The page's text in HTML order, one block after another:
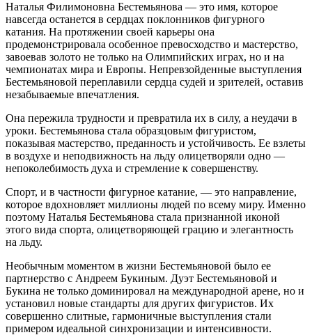
Наталья Филимоновна Бестемьянова — это имя, которое
навсегда останется в сердцах поклонников фигурного
катания. На протяжении своей карьеры она
продемонстрировала особенное превосходство и мастерство,
завоевав золото не только на Олимпийских играх, но и на
чемпионатах мира и Европы. Непревзойденные выступления
Бестемьяновой переплавили сердца судей и зрителей, оставив
незабываемые впечатления.
Она пережила трудности и превратила их в силу, а неудачи в
уроки. Бестемьянова стала образцовым фигуристом,
показывая мастерство, преданность и устойчивость. Ее взлеты
в воздухе и неподвижность на льду олицетворяли одно —
непоколебимость духа и стремление к совершенству.
Спорт, и в частности фигурное катание, — это направление,
которое вдохновляет миллионы людей по всему миру. Именно
поэтому Наталья Бестемьянова стала признанной иконой
этого вида спорта, олицетворяющей грацию и элегантность
на льду.
Необычным моментом в жизни Бестемьяновой было ее
партнерство с Андреем Букиным. Дуэт Бестемьяновой и
Букина не только доминировал на международной арене, но и
установил новые стандарты для других фигуристов. Их
совершенно слитные, гармоничные выступления стали
примером идеальной синхронизации и интенсивности.